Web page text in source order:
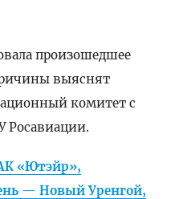
произошедшее
выяснят
комитет с
Росавиации.
«Ютэйр»,
— Новый Уренгой,